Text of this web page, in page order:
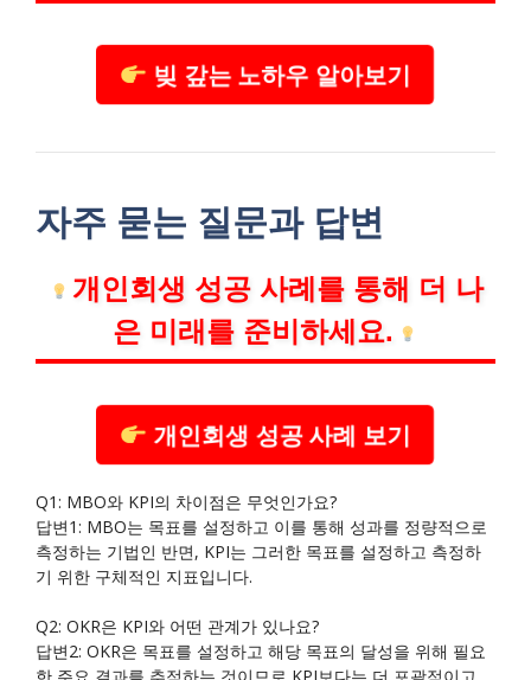
빚 갚는 노하우 알아보기
자주 묻는 질문과 답변
개인회생 성공 사례를 통해 더 나
은 미래를 준비하세요.
개인회생 성공 사례 보기
Q1: MBO와 KPI의 차이점은 무엇인가요?
답변1: MBO는 목표를 설정하고 이를 통해 성과를 정량적으로
측정하는 기법인 반면, KPI는 그러한 목표를 설정하고 측정하
기 위한 구체적인 지표입니다.
Q2: OKR은 KPI와 어떤 관계가 있나요?
답변2: OKR은 목표를 설정하고 해당 목표의 달성을 위해 필요
한 주요 결과를 추적하는 것이므로 KPI보다는 더 포괄적이고